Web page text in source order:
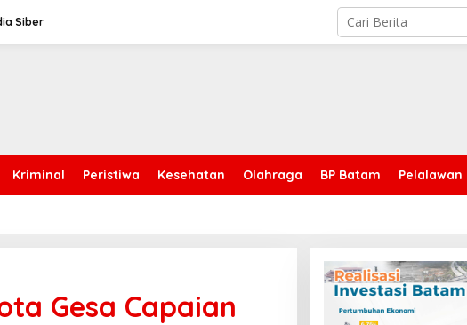
Siber
Kriminal Peristiwa Kesehatan Olahraga BP Batam Pelalawan
Gesa Capaian